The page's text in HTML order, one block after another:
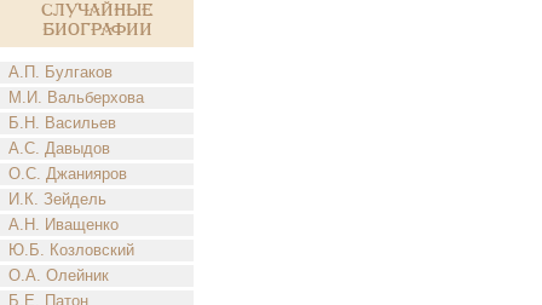
Случайные
биографии
А.П. Булгаков
М.И. Вальберхова
Б.Н. Васильев
А.С. Давыдов
О.С. Джанияров
И.К. Зейдель
А.Н. Иващенко
Ю.Б. Козловский
О.А. Олейник
Б.Е. Патон